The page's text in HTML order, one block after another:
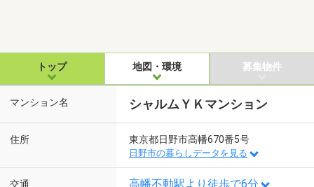
トップ 地図・環境 募集物件
マンション名 シャルムＹＫマンション
住所 東京都日野市高幡670番5号
日野市の暮らしデータを見る
交通 高幡不動駅より徒歩で6分